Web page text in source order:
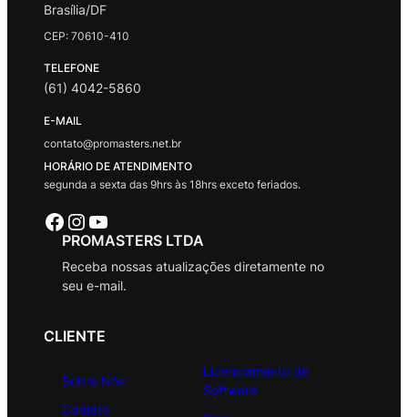
Brasília/DF
CEP: 70610-410
TELEFONE
(61) 4042-5860
E-MAIL
contato@promasters.net.br
HORÁRIO DE ATENDIMENTO
segunda a sexta das 9hrs às 18hrs exceto feriados.
Facebook Instagram Youtube
PROMASTERS LTDA
Receba nossas atualizações diretamente no
seu e-mail.
CLIENTE
Sobre Nós
Contato
Licenciamento de
Software